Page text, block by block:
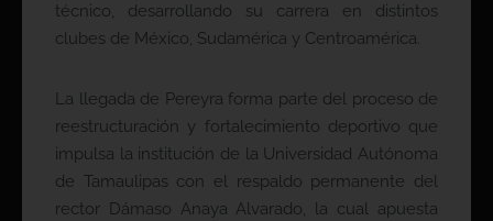
técnico, desarrollando su carrera en distintos
clubes de México, Sudamérica y Centroamérica.
La llegada de Pereyra forma parte del proceso de
reestructuración y fortalecimiento deportivo que
impulsa la institución de la Universidad Autónoma
de Tamaulipas con el respaldo permanente del
rector Dámaso Anaya Alvarado, la cual apuesta